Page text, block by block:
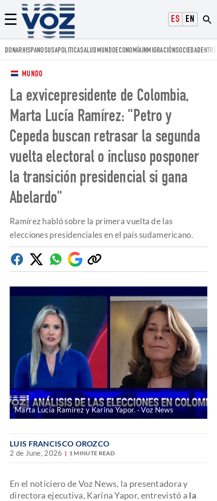
ESPAÑOLENGLISH
Menú
Voz.us
DONARHISPANOSUSAPOLITICASALUD MUNDOECONOMÍAINMIGRACIÓNSOCIEDAD
MUNDO
La exvicepresidente de Colombia,
Marta Lucía Ramírez: "Petro y
Cepeda buscan retrasar la segunda
vuelta electoral o incluso posponer
la transición presidencial si gana
Abelardo"
Ramírez habló sobre la primera vuelta de las
elecciones presidenciales en el país sudamericano.
FacebookTwitterWhatsapp
Google
Discover
Copiar
enlace
Marta Lucía Ramírez y Karina Yapor. Voz News
LUIS FRANCISCO OROZCO
2 de June, 2026 1 MINUTE READ
En el noticiero de Voz News, la presentadora y
directora ejecutiva, Karina Yapor, entrevistó a la